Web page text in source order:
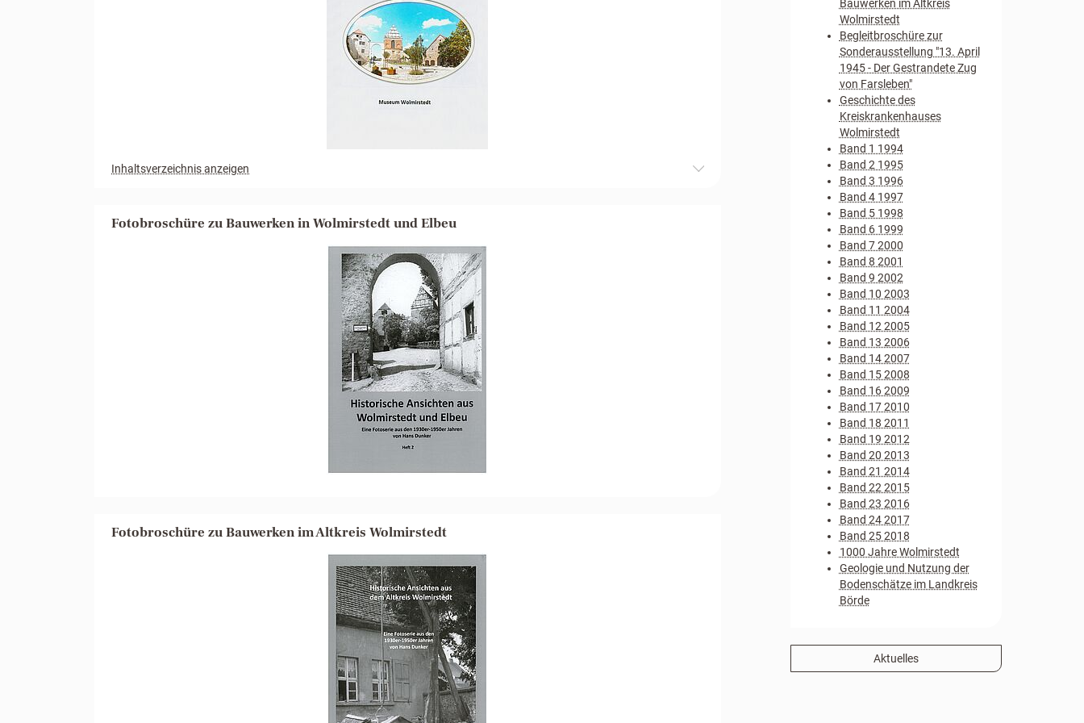
Inhaltsverzeichnis anzeigen
Fotobroschüre zu Bauwerken in Wolmirstedt und Elbeu
Fotobroschüre zu Bauwerken im Altkreis Wolmirstedt
Bauwerken im Altkreis
Wolmirstedt
Begleitbroschüre zur
Sonderausstellung "13. April
1945 - Der Gestrandete Zug
von Farsleben"
Geschichte des
Kreiskrankenhauses
Wolmirstedt
Band 1 1994
Band 2 1995
Band 3 1996
Band 4 1997
Band 5 1998
Band 6 1999
Band 7 2000
Band 8 2001
Band 9 2002
Band 10 2003
Band 11 2004
Band 12 2005
Band 13 2006
Band 14 2007
Band 15 2008
Band 16 2009
Band 17 2010
Band 18 2011
Band 19 2012
Band 20 2013
Band 21 2014
Band 22 2015
Band 23 2016
Band 24 2017
Band 25 2018
1000 Jahre Wolmirstedt
Geologie und Nutzung der
Bodenschätze im Landkreis
Börde
Aktuelles